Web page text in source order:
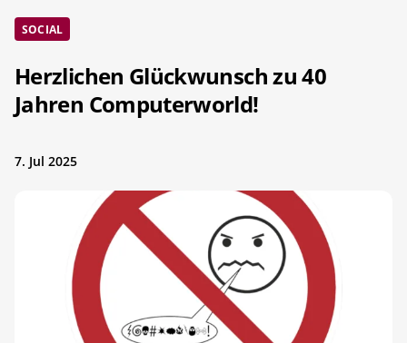
SOCIAL
Herzlichen Glückwunsch zu 40
Jahren Computerworld!
7. Jul 2025